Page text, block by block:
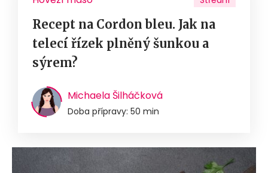
Recept na Cordon bleu. Jak na
telecí řízek plněný šunkou a
sýrem?
Michaela Šilháčková
Doba přípravy: 50 min